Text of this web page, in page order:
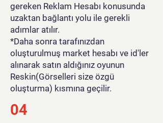
gereken Reklam Hesabı konusunda
uzaktan bağlantı yolu ile gerekli
adımlar atılır.
*Daha sonra tarafınızdan
oluşturulmuş market hesabı ve id'ler
alınarak satın aldığınız oyunun
Reskin(Görselleri size özgü
oluşturma) kısmına geçilir.
04